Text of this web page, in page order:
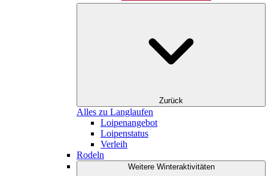
Zurück
Alles zu Langlaufen
Loipenangebot
Loipenstatus
Verleih
Rodeln
Weitere Winteraktivitäten